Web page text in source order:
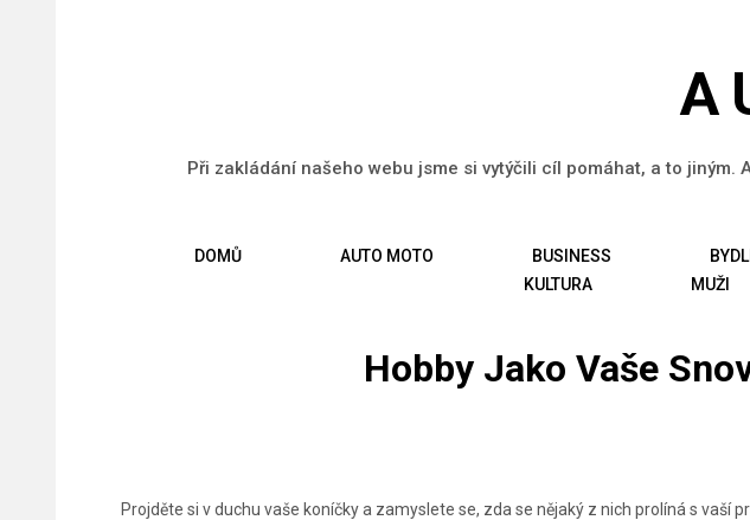
Při zakládání našeho webu jsme si vytýčili cíl pomáhat, a to
DOMŮ AUTO MOTO BUSINESS
KULTURA
MUŽI
Hobby Jako Vaše
Projděte si v duchu vaše koníčky a zamyslete se, zda se nějaký z nich prolíná s vaší